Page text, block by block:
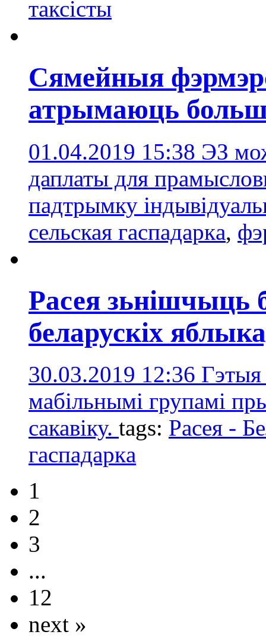
таксісты
Сямейныя
атрымаюць
01.04.2019 15:38 ЭЗ
даплаты для
падтрымку
сельская гаспадаркa,
Расея зьнішчыць
беларускіх
30.03.2019 12:36
мабільнымі групамі
сакавіку. tags: Расея -
гаспадаркa
1
2
3
...
12
next »